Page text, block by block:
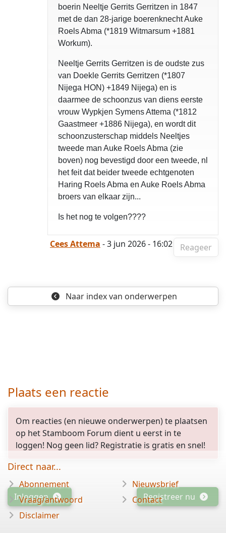
boerin Neeltje Gerrits Gerritzen in 1847
met de dan 28-jarige boerenknecht Auke
Roels Abma (*1819 Witmarsum +1881
Workum).
Neeltje Gerrits Gerritzen is de oudste zus
van Doekle Gerrits Gerritzen (*1807
Nijega HON) +1849 Nijega) en is
daarmee de schoonzus van diens eerste
vrouw Wypkjen Symens Attema (*1812
Gaastmeer +1886 Nijega), en wordt dit
schoonzusterschap middels Neeltjes
tweede man Auke Roels Abma (zie
boven) nog bevestigd door een tweede, nl
het feit dat beider tweede echtgenoten
Haring Roels Abma en Auke Roels Abma
broers van elkaar zijn...
Is het nog te volgen????
Reageer
Cees Attema - 3 jun 2026 - 16:02
Naar indexvan onderwerpen
Plaats een reactie
Om reacties (en nieuwe onderwerpen) te plaatsen
op het Stamboom Forum dient u eerst in te
loggen! Nog geen lid? Registratie is gratis en snel!
Inloggen Registreer nu
Direct naar...
Abonnement
Vraag/antwoord
Disclaimer
Nieuwsbrief
Contact